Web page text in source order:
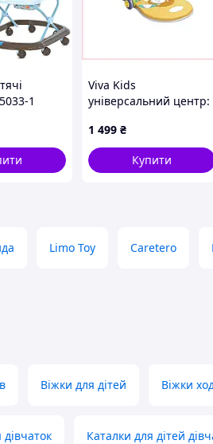
1
Viva Kids
універсальний центр:
бізіборд, 8X69P9236
1 499 ₴
Купити
Limo Toy Caretero
Віжки для дітей Віжки
Каталки для дітей